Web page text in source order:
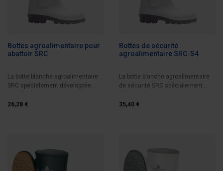
Bottes agroalimentaire pour
abattoir SRC
La botte blanche agroalimentaire
SRC spécialement développée
26,28 €
Bottes de sécurité
agroalimentaire SRC-S4
La botte blanche agroalimentaire
de sécurité SRC spécialement
35,40 €